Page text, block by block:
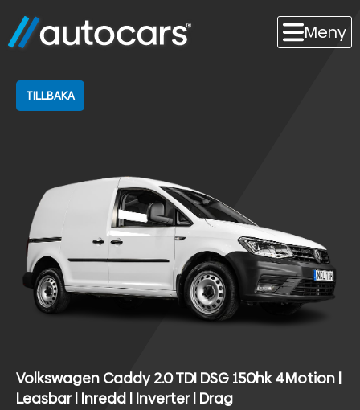
Meny
TILLBAKA
Volkswagen Caddy 2.0 TDI DSG 150hk 4Motion |
Leasbar | Inredd | Inverter | Drag